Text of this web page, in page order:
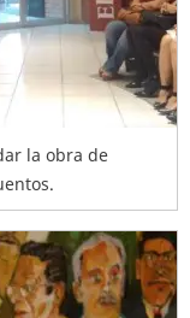
la obra de